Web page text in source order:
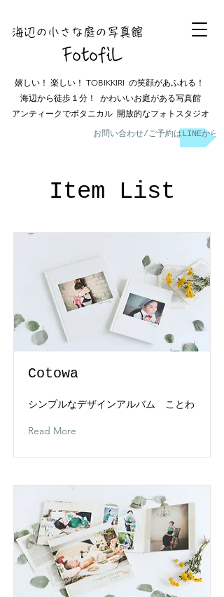
海辺の小さな庭の 写真館
FotofiL
嬉しい！ 楽しい！ TOBIKKIRI の笑顔があふれる！
海辺から徒歩１分！ かわいいお庭がある写真館
アンティークでボタニカル 開放的なフォトスタジオ
お問い合わせ/ご予約はLINEから
Item List
Cotowa
シンプルなデザインアルバム ことわ
Read More